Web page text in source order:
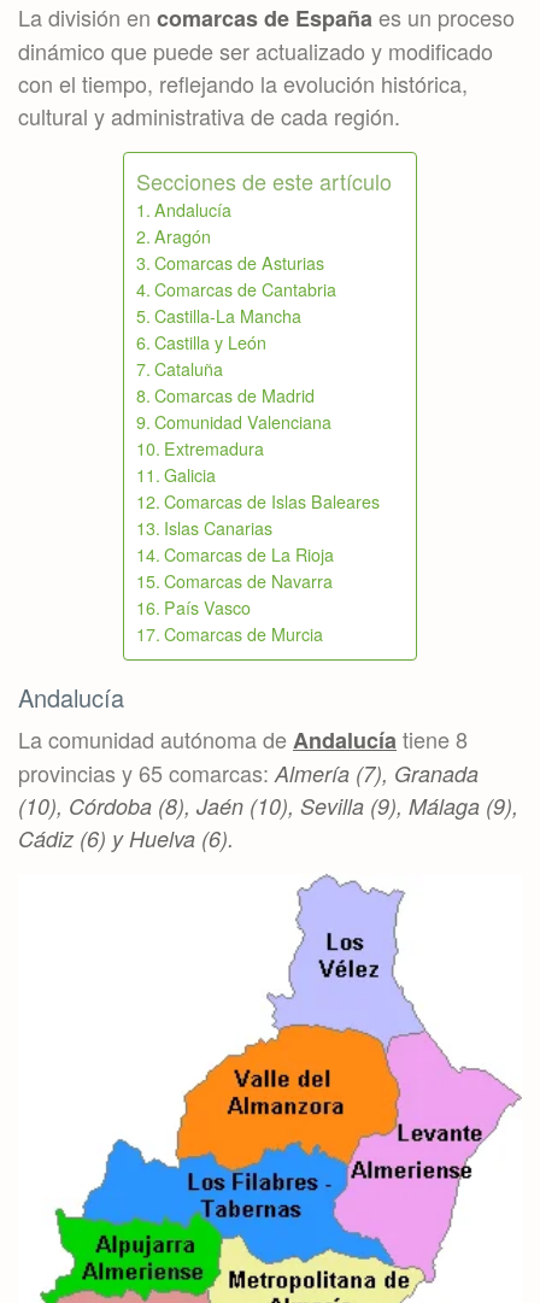
La división en comarcas de Españaes un proceso
dinámico que puede ser actualizado y modificado
con el tiempo, reflejando la evolución histórica,
cultural y administrativa de cada región.
Secciones de este artículo
Andalucía
Aragón
Comarcas de Asturias
Comarcas de Cantabria
Castilla-La Mancha
Castilla y León
Cataluña
Comarcas de Madrid
Comunidad Valenciana
Extremadura
Galicia
Comarcas de Islas Baleares
Islas Canarias
Comarcas de La Rioja
Comarcas de Navarra
País Vasco
Comarcas de Murcia
Andalucía
La comunidad autónoma deAndalucíatiene 8
provincias y 65 comarcas: Almería (7), Granada
(10), Córdoba (8), Jaén (10), Sevilla (9), Málaga (9),
Cádiz (6) y Huelva (6).